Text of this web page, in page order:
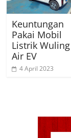
Keuntungan
Pakai Mobil
Listrik Wuling
Air EV
4 April 2023